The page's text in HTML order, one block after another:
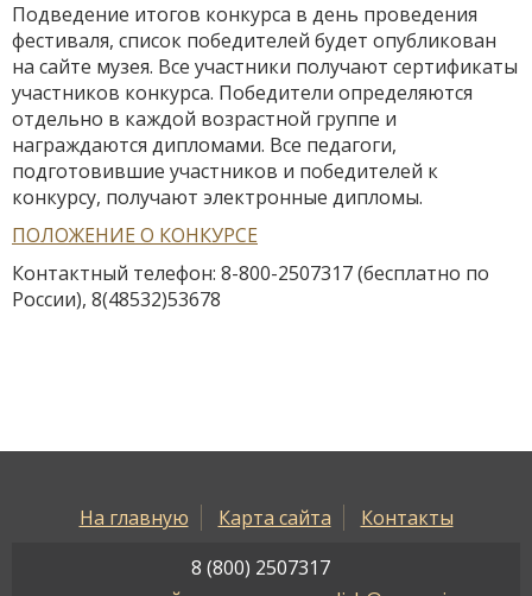
Подведение итогов конкурса в день проведения
фестиваля, список победителей будет опубликован
на сайте музея. Все участники получают сертификаты
участников конкурса. Победители определяются
отдельно в каждой возрастной группе и
награждаются дипломами. Все педагоги,
подготовившие участников и победителей к
конкурсу, получают электронные дипломы.
ПОЛОЖЕНИЕ О КОНКУРСЕ
Контактный телефон: 8-800-2507317 (бесплатно по
России), 8(48532)53678
На главную Карта сайта
Контакты
8 (800) 2507317